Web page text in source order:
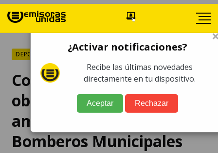
DEPORTES
Coatepecano IB hace
obra social y dona una
ambulancia a los
Bomberos Municipales
¿Activar notificaciones?
Recibe las últimas novedades
directamente en tu dispositivo.
Aceptar Rechazar